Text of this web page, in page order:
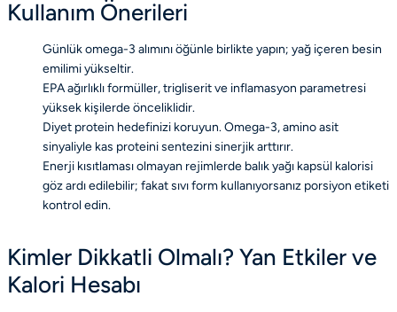
Kullanım Önerileri
Günlük omega-3 alımını öğünle birlikte yapın; yağ içeren besin
emilimi yükseltir.
EPA ağırlıklı formüller, trigliserit ve inflamasyon parametresi
yüksek kişilerde önceliklidir.
Diyet protein hedefinizi koruyun. Omega-3, amino asit
sinyaliyle kas proteini sentezini sinerjik arttırır.
Enerji kısıtlaması olmayan rejimlerde balık yağı kapsül kalorisi
göz ardı edilebilir; fakat sıvı form kullanıyorsanız porsiyon etiketi
kontrol edin.
Kimler Dikkatli Olmalı? Yan Etkiler ve
Kalori Hesabı